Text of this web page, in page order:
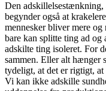
Den adskillelsestænkning,
begynder også at
mennesker bliver mere
bare kan splitte ting ad og
adskilte ting isoleret. For
sammen. Eller alt hænger
tydeligt, at det er rigtigt,
Vi kan ikke adskille